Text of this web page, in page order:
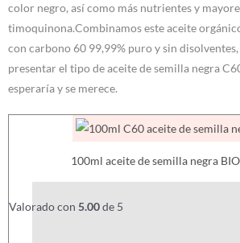
color negro, así como más nutrientes y
timoquinona.Combinamos este aceite
con carbono 60 99,99% puro y sin
presentar el tipo de aceite de semilla negra
esperaría y se merece.
100ml aceite de semilla negra
Valorado con 5.00de 5